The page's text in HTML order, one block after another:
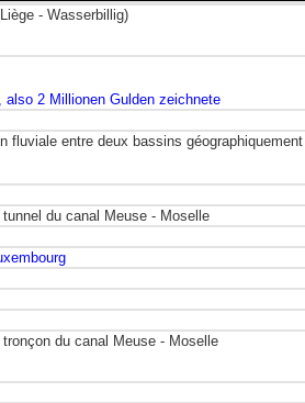
- Wasserbillig)
also 2 Millionen Gulden zeichnete
entre deux bassins
du canal Meuse - Moselle
du canal Meuse - Moselle